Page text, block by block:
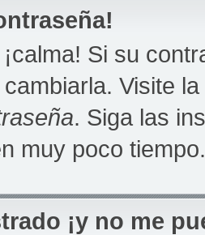
Si su
Visite
. Siga las
muy poco tiempo.
¡y no me